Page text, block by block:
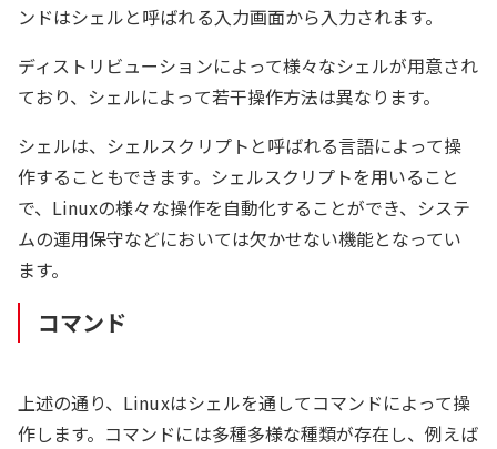
ンドはシェルと呼ばれる入力画面から入力されます。
ディストリビューションによって様々なシェルが用意され
ており、シェルによって若干操作方法は異なります。
シェルは、シェルスクリプトと呼ばれる言語によって操
作することもできます。シェルスクリプトを用いること
で、Linuxの様々な操作を自動化することができ、システ
ムの運用保守などにおいては欠かせない機能となってい
ます。
コマンド
上述の通り、Linuxはシェルを通してコマンドによって操
作します。コマンドには多種多様な種類が存在し、例えば